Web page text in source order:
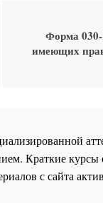
Форма 030-
имеющих
Краткие
с сайта